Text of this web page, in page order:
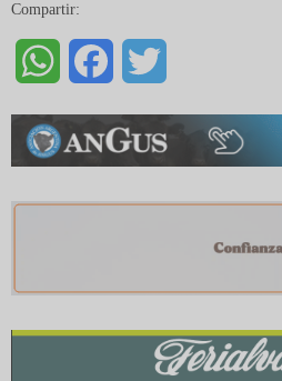
Compartir:
WhatsAppFacebook